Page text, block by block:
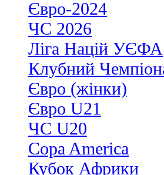
Євро-2024
ЧС 2026
Ліга Націй УЄФА
Клубний
Євро (жінки)
Євро U21
ЧС U20
Copa America
Кубок Африки